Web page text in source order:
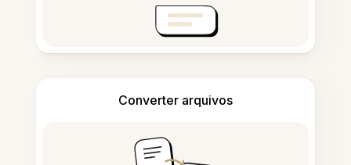
Converter arquivos